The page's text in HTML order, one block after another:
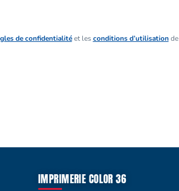
de confidentialitéet les conditions d’utilisationde
IMPRIMERIE COLOR 36